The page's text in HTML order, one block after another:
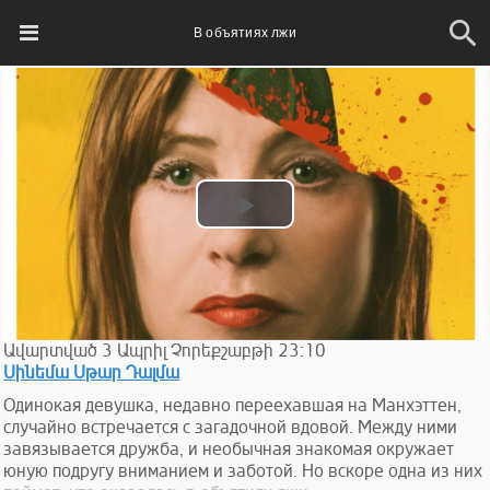
В объятиях лжи
Play
Video
Ավարտված 3 Ապրիլ Չորեքշաբթի 23:10
Սինեմա Սթար Դալմա
Одинокая девушка, недавно переехавшая на Манхэттен,
случайно встречается с загадочной вдовой. Между ними
завязывается дружба, и необычная знакомая окружает
юную подругу вниманием и заботой. Но вскоре одна из них